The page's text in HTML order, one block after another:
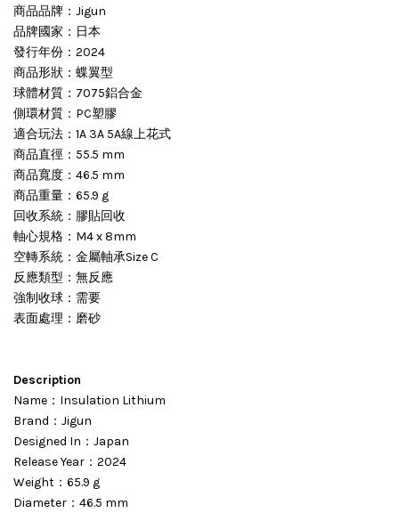
商品品牌：Jigun
品牌國家：日本
發行年份：2024
商品形狀：蝶翼型
球體材質：7075鋁合金
側環材質：PC塑膠
適合玩法：1A 3A 5A線上花式
商品直徑：55.5 mm
商品寬度：46.5 mm
商品重量：65.9 g
回收系統：膠貼回收
軸心規格：M4 x 8mm
空轉系統：金屬軸承Size C
反應類型：無反應
強制收球：需要
表面處理：磨砂
Description
Name： Insulation Lithium
Brand： Jigun
Designed In：Japan
Release Year：2024
Weight： 65.9 g
Diameter： 46.5 mm